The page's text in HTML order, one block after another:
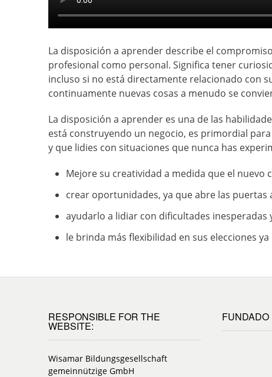
La disposición a aprender describe el
profesional como personal. Significa tener
incluso si no está directamente relacionado con
continuamente nuevas cosas a menudo se
La disposición a aprender es una de las
está construyendo un negocio, es primordial
y que lidies con situaciones que nunca has
Mejore su creatividad a medida que el nuevo
crear oportunidades, ya que abre las
ayudarlo a lidiar con dificultades
le brinda más flexibilidad en sus elecciones
RESPONSIBLE FOR THE
WEBSITE:
Wisamar Bildungsgesellschaft
gemeinnützige GmbH
FUNDADO